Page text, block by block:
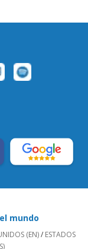
mundo
(EN)/ ESTADOS